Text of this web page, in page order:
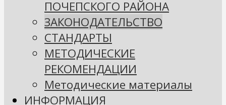
ПОЧЕПСКОГО РАЙОНА
ЗАКОНОДАТЕЛЬСТВО
СТАНДАРТЫ
МЕТОДИЧЕСКИЕ
РЕКОМЕНДАЦИИ
Методические материалы
ИНФОРМАЦИЯ